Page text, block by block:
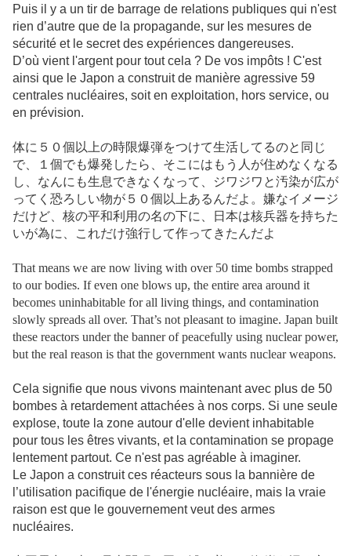
Puis il y a un tir de barrage de relations publiques qui n'est
rien d’autre que de la propagande, sur les mesures de
sécurité et le secret des expériences dangereuses.
D’où vient l'argent pour tout cela ? De vos impôts ! C'est
ainsi que le Japon a construit de manière agressive 59
centrales nucléaires, soit en exploitation, hors service, ou
en prévision.
体に５０個以上の時限爆弾をつけて生活してるのと同じ
で、１個でも爆発したら、そこにはもう人が住めなくなる
し、なんにも生息できなくなって、ジワジワと汚染が広が
ってく恐ろしい物が５０個以上あるんだよ。嫌なイメージ
だけど、核の平和利用の名の下に、日本は核兵器を持ちた
いが為に、これだけ強行して作ってきたんだよ
That means we are now living with over 50 time bombs strapped
to our bodies. If even one blows up, the entire area around it
becomes uninhabitable for all living things, and contamination
slowly spreads all over. That’s not pleasant to imagine. Japan built
these reactors under the banner of peacefully using nuclear power,
but the real reason is that the government wants nuclear weapons.
Cela signifie que nous vivons maintenant avec plus de 50
bombes à retardement attachées à nos corps. Si une seule
explose, toute la zone autour d'elle devient inhabitable
pour tous les êtres vivants, et la contamination se propage
lentement partout. Ce n'est pas agréable à imaginer.
Le Japon a construit ces réacteurs sous la bannière de
l’utilisation pacifique de l'énergie nucléaire, mais la vraie
raison est que le gouvernement veut des armes
nucléaires.